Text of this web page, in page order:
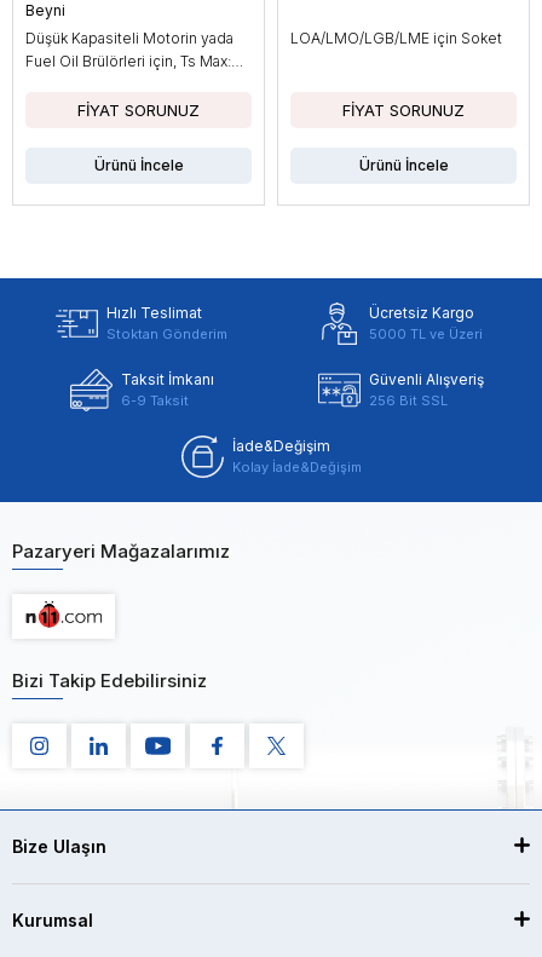
Beyni
Düşük Kapasiteli Motorin yada
Fuel Oil Brülörleri için, Ts Max:
Ürünü İncele
LOA/LMO/LGB/LME için Soket
Ürünü İncele
Hızlı Teslimat
Stoktan Gönderim
Ücretsiz Kargo
5000 TL ve Üzeri
Taksit İmkanı
6-9 Taksit
Güvenli Alışveriş
256 Bit SSL
İade&Değişim
Kolay İade&Değişim
Pazaryeri Mağazalarımız
Bizi Takip Edebilirsiniz
Bize Ulaşın
Kurumsal